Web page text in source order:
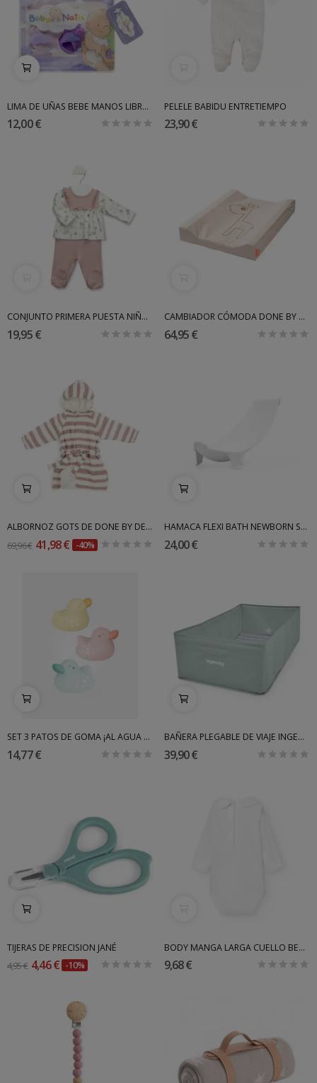
LIMA DE UÑAS BEBE MANOS LIBRES BABY NAILS
12,00 €
PELELE BABIDU ENTRETIEMPO
23,90 €
CONJUNTO PRIMERA PUESTA NIÑA BABIDU
19,95 €
CAMBIADOR CÓMODA DONE BY DEER
64,95 €
ALBORNOZ GOTS DE DONE BY DEER
69,96 € 41,98 € -40%
HAMACA FLEXI BATH NEWBORN SUPPORT 3 STOKKE
24,00 €
SET 3 PATOS DE GOMA ¡AL AGUA PATOS!
14,77 €
BAÑERA PLEGABLE DE VIAJE INGENUITY
39,90 €
TIJERAS DE PRECISION JANÉ
4,95 € 4,46 € -10%
BODY MANGA LARGA CUELLO BEBÉ BABIDU
9,68 €